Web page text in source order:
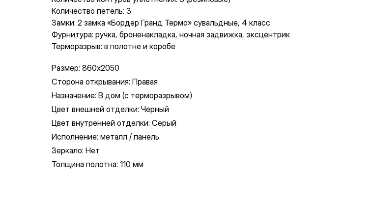
Количество петель: 3
Замки: 2 замка «Бордер Гранд Термо» сувальдные, 4 класс
Фурнитура: ручка, броненакладка, ночная задвижка, эксцентрик
Терморазрыв: в полотне и коробе
Размер: 860х2050
Сторона открывания: Правая
Назначение: В дом (с терморазрывом)
Цвет внешней отделки: Черный
Цвет внутренней отделки: Серый
Исполнение: металл / панель
Зеркало: Нет
Толщина полотна: 110 мм